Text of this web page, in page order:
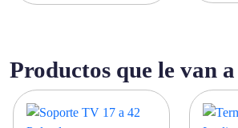
Productos que le van